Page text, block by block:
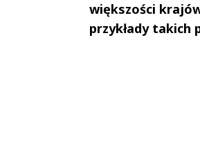
większości
przykłady takich
Andrzej i Marta